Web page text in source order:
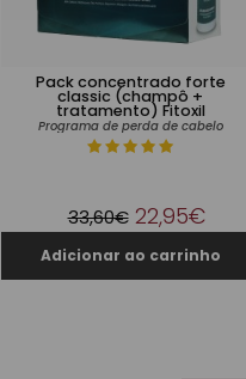
Pack concentrado forte
classic (champô +
tratamento) Fitoxil
Programa de perda de cabelo
33,60€ 22,95€